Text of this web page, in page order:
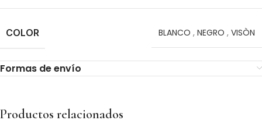
COLOR BLANCO , NEGRO , VISÒN
Formas de envío
Productos relacionados